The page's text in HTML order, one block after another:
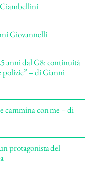
Giovannelli
anni dal G8: continuità
polizie” – di Gianni
cammina con me – di
protagonista del